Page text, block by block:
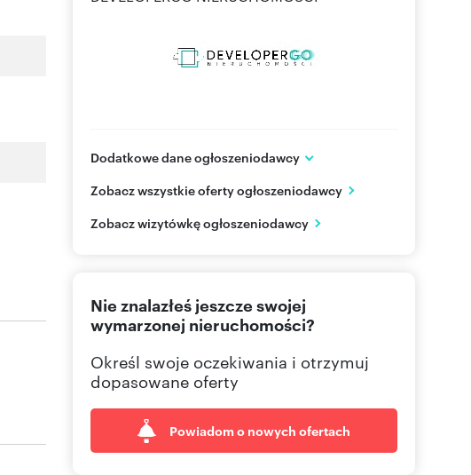
Dodatkowe dane ogłoszeniodawcy
Białystok
PL
Zobacz wszystkie oferty ogłoszeniodawcy
Zobacz wizytówkę ogłoszeniodawcy
Nie znalazłeś jeszcze swojej
wymarzonej nieruchomości?
Określ swoje oczekiwania i otrzymuj
dopasowane oferty
Powiadom o nowych ofertach